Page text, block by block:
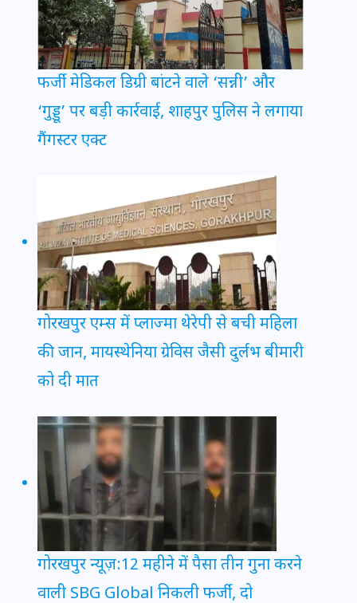
फर्जी मेडिकल डिग्री बांटने वाले ‘सन्नी’ और
‘गुड्डू’ पर बड़ी कार्रवाई, शाहपुर पुलिस ने लगाया
गैंगस्टर एक्ट
गोरखपुर एम्स में प्लाज्मा थेरेपी से बची महिला
की जान, मायस्थेनिया ग्रेविस जैसी दुर्लभ बीमारी
को दी मात
गोरखपुर न्यूज़:12 महीने में पैसा तीन गुना करने
वाली SBG Global निकली फर्जी, दो